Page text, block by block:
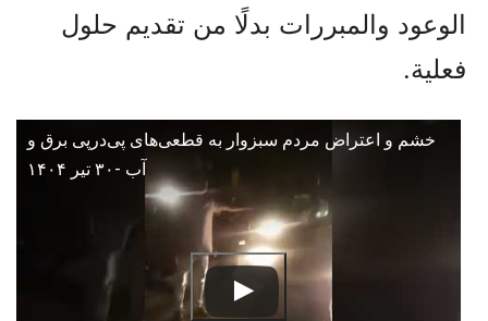
الوعود والمبررات بدلًا من تقديم حلول
فعلية.
خشم و اعتراض مردم سبزوار به قطعی‌های پی‌درپی برق و
آب -۳۰ تیر ۱۴۰۴